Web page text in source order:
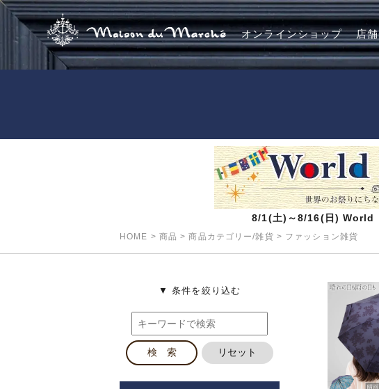
オンラインショップ 店
8/1(土)～8/16(日) World
HOME > 商品 >商品カテゴリー/雑貨 > ファッション雑貨